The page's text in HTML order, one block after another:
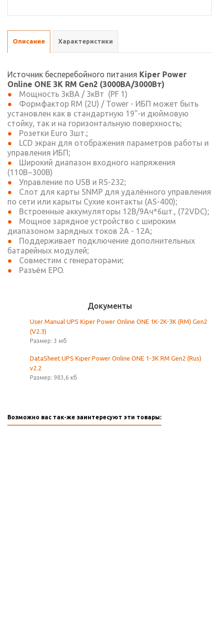
Описание Характеристики
Источник бесперебойного питания Kiper Power
Online ONE 3K RM Gen2 (3000ВА/3000Вт)
Мощность 3кВА / 3кВт (PF 1)
Формфактор RM (2U) / Tower - ИБП может быть
установлен как в стандартную 19"-и дюймовую
стойку, так и на горизонтальную поверхность;
Розетки Euro 3шт.;
LCD экран для отображения параметров работы и
управления ИБП;
Широкий диапазон входного напряжения
(110В~300В)
Управление по USB и RS-232;
Слот для карты SNMP для удалённого управления
по сети или карыты Сухие контакты (AS-400);
Встроенные аккумуляторы 12В/9Ач*6шт., (72VDC);
Мощное зарядное устройство с широким
диапазоном зарядных токов 2A - 12A;
Поддерживает подключение дополнительных
батарейных модулей;
Совместим с генераторами;
Разъём EPO.
Документы
User Manual UPS Kiper Power Online ONE 1K-2K-3K (RM) Gen2
(V2.3)
Размер: 3 мб
DataSheet UPS Kiper Power Online ONE 1-3K RM Gen2 (Rus)
v2.2
Размер: 983,6 кб
Возможно вас так-же заинтересуют эти товары: